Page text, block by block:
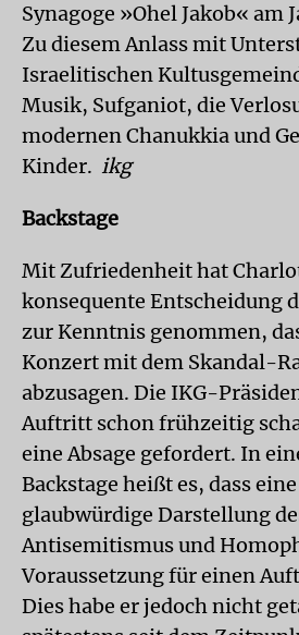
Synagoge »Ohel Jakob« am
Zu diesem Anlass mit
Israelitischen
Musik, Sufganiot, die
modernen Chanukkia und
Kinder. ikg
Backstage
Mit Zufriedenheit hat
konsequente Entscheidung
zur Kenntnis genommen,
Konzert mit dem Skandal-
abzusagen. Die IKG-
Auftritt schon frühzeitig
eine Absage gefordert. In
Backstage heißt es, dass
glaubwürdige Darstellung
Antisemitismus und
Voraussetzung für einen
Dies habe er jedoch nicht